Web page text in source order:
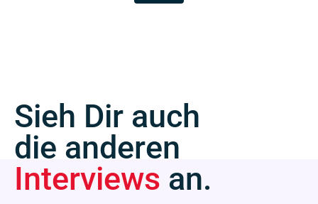
Sieh Dir auch
die anderen
Interviews an.